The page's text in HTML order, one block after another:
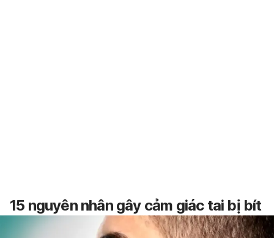
15 nguyên nhân gây cảm giác tai bị bít